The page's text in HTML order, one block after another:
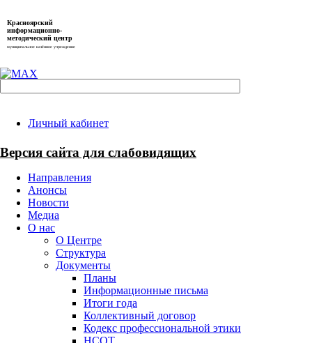
Красноярский
информационно-
методический центр
муниципальное казённое учреждение
Личный кабинет
Версия сайта для слабовидящих
Направления
Анонсы
Новости
Медиа
О нас
О Центре
Структура
Документы
Планы
Информационные письма
Итоги года
Коллективный договор
Кодекс профессиональной этики
НСОТ